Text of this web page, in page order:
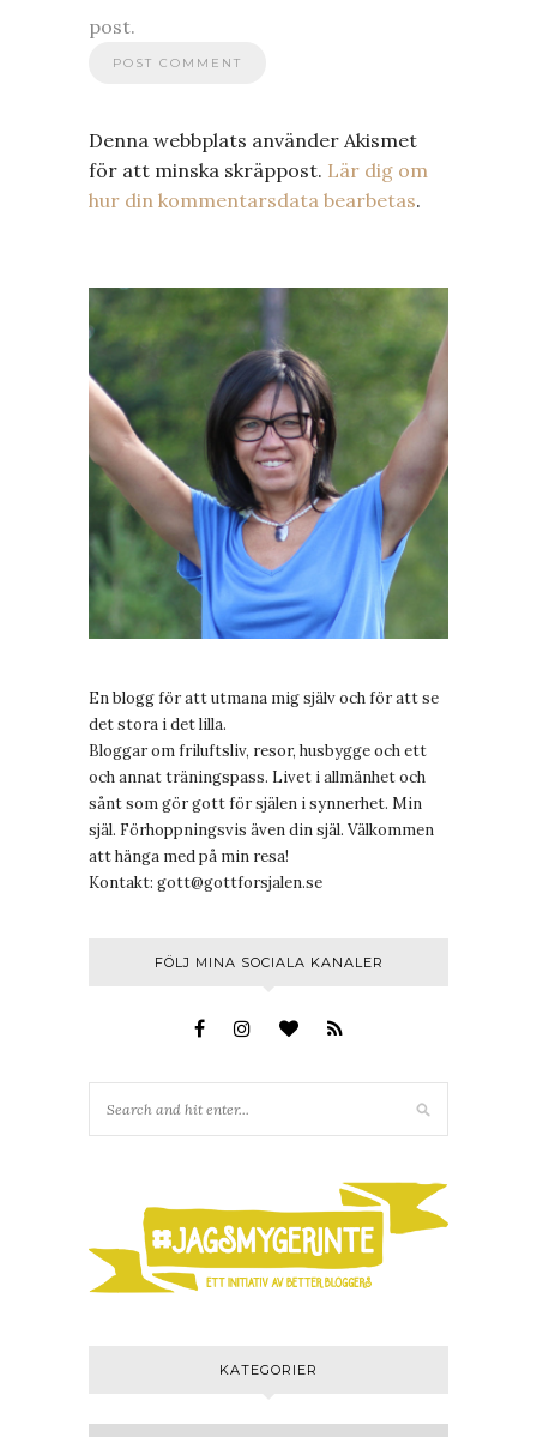
post.
Denna webbplats använder Akismet
för att minska skräppost. Lär dig om
hur din kommentarsdata bearbetas.
En blogg för att utmana mig själv och för att se
det stora i det lilla.
Bloggar om friluftsliv, resor, husbygge och ett
och annat träningspass. Livet i allmänhet och
sånt som gör gott för själen i synnerhet. Min
själ. Förhoppningsvis även din själ. Välkommen
att hänga med på min resa!
Kontakt: gott@gottforsjalen.se
FÖLJ MINA SOCIALA KANALER
KATEGORIER